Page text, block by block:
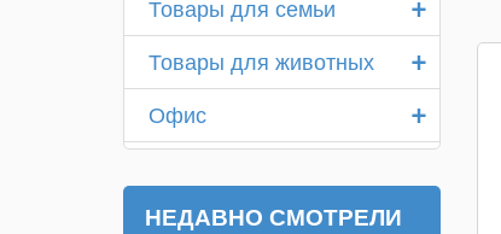
Товары для семьи
+
Товары для животных
+
Офис
НЕДАВНО СМОТРЕЛИ